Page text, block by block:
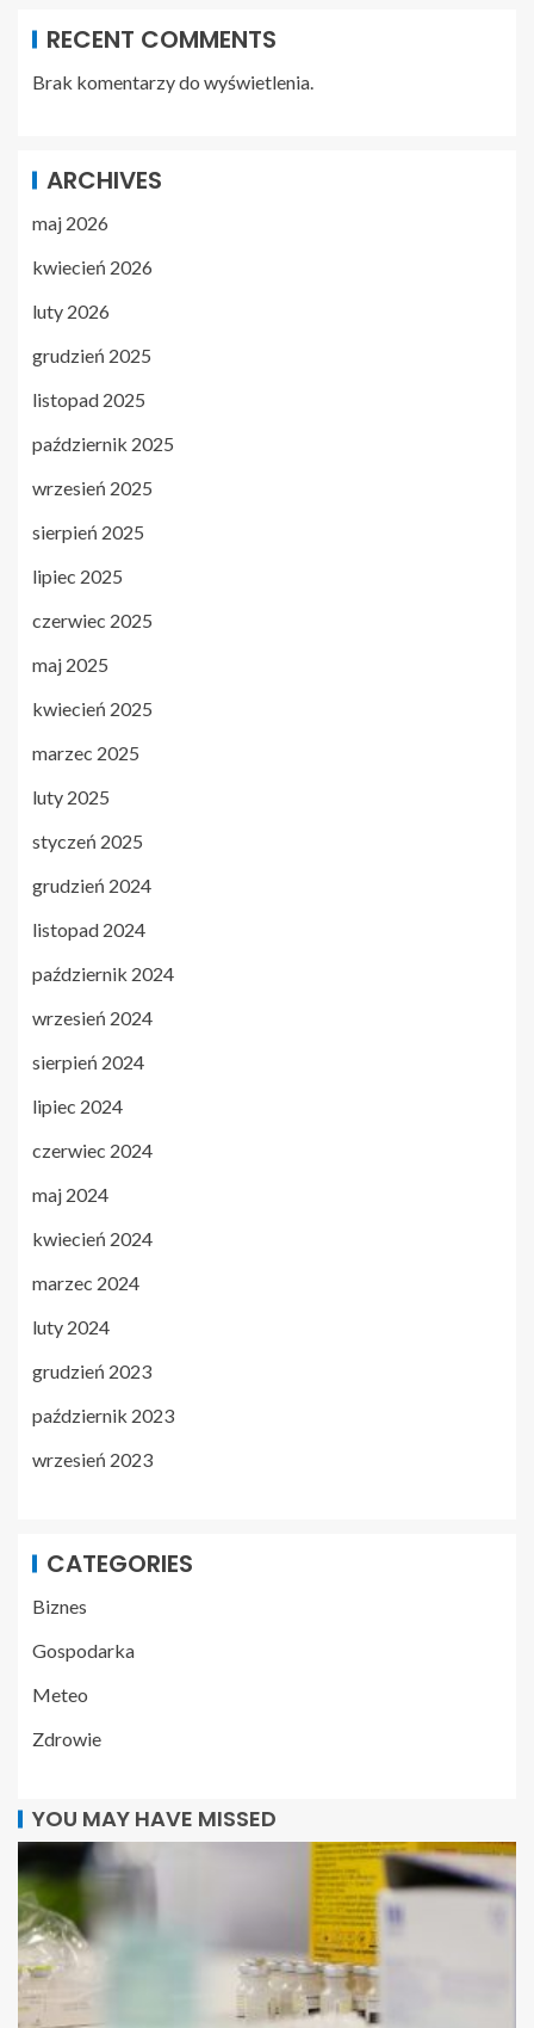
RECENT COMMENTS
Brak komentarzy do wyświetlenia.
ARCHIVES
maj 2026
kwiecień 2026
luty 2026
grudzień 2025
listopad 2025
październik 2025
wrzesień 2025
sierpień 2025
lipiec 2025
czerwiec 2025
maj 2025
kwiecień 2025
marzec 2025
luty 2025
styczeń 2025
grudzień 2024
listopad 2024
październik 2024
wrzesień 2024
sierpień 2024
lipiec 2024
czerwiec 2024
maj 2024
kwiecień 2024
marzec 2024
luty 2024
grudzień 2023
październik 2023
wrzesień 2023
CATEGORIES
Biznes
Gospodarka
Meteo
Zdrowie
YOU MAY HAVE MISSED